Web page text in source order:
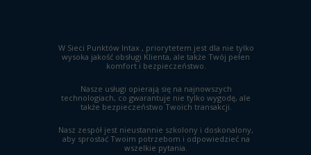
W Sieci Punktów Intax , priorytetem jest dla nie tylko
wysoka jakość obsługi Klienta, ale także Twój pełen
komfort i bezpieczeństwo.
Nasze usługi opierają się na najnowszych
technologiach, co gwarantuje nie tylko wygodę, ale
także bezpieczeństwo Twoich transakcji.
Nasz zespół jest nieustannie szkolony i doskonalony,
aby sprostać Twoim potrzebom i odpowiedzieć na
wszelkie pytania.